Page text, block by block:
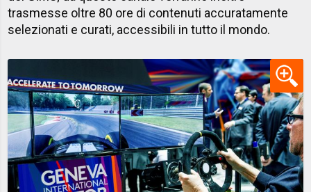
trasmesse oltre 80 ore di contenuti accuratamente
selezionati e curati, accessibili in tutto il mondo.